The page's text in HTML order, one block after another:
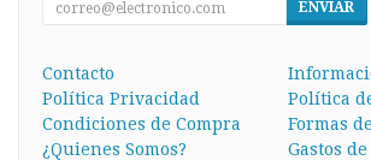
ENVIAR
Contacto
Política Privacidad
Política
Condiciones de Compra
Formas
¿Quienes Somos?
Gastos